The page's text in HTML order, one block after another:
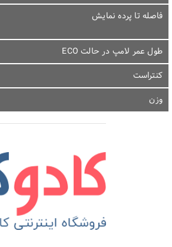
فاصله تا پرده نمایش
طول عمر لامپ در حالت ECO
کنتراست
وزن